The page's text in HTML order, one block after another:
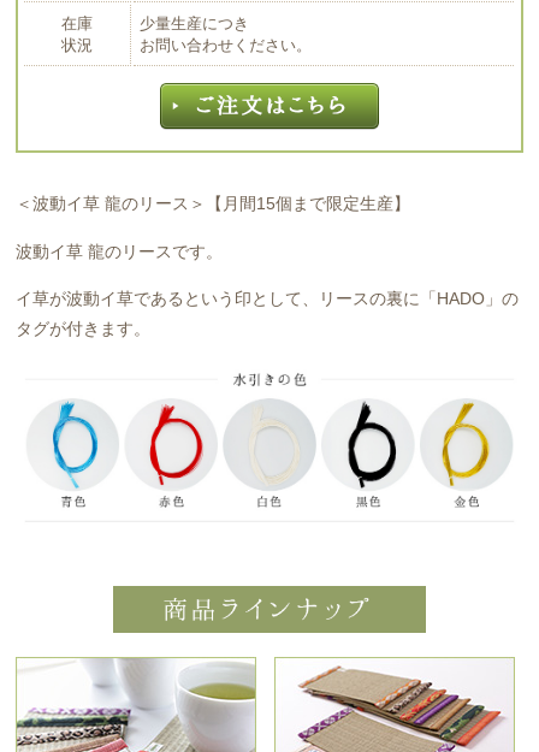
在庫
状況
少量生産につき
お問い合わせください。
＜波動イ草 龍のリース＞【月間15個まで限定生産】
波動イ草 龍のリースです。
イ草が波動イ草であるという印として、リースの裏に「HADO」の
タグが付きます。